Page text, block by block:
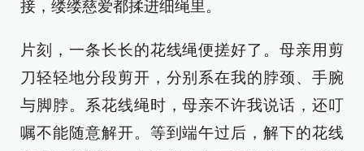
接，缕缕慈爱都揉进细绳里。
片刻，一条长长的花线绳便搓好了。母亲用剪
刀轻轻地分段剪开，分别系在我的脖颈、手腕
与脚脖。系花线绳时，母亲不许我说话，还叮
嘱不能随意解开。等到端午过后，解下的花线